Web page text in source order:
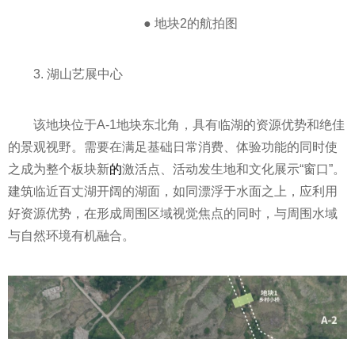
● 地块2的航拍图
3. 湖山艺展中心
该地块位于A-1地块东北角，具有临湖的资源优势和绝佳
的景观视野。需要在满足基础日常消费、体验功能的同时使
之成为整个板块新的激活点、活动发生地和文化展示“窗口”。
建筑临近百丈湖开阔的湖面，如同漂浮于水面之上，应利用
好资源优势，在形成周围区域视觉焦点的同时，与周围水域
与自然环境有机融合。